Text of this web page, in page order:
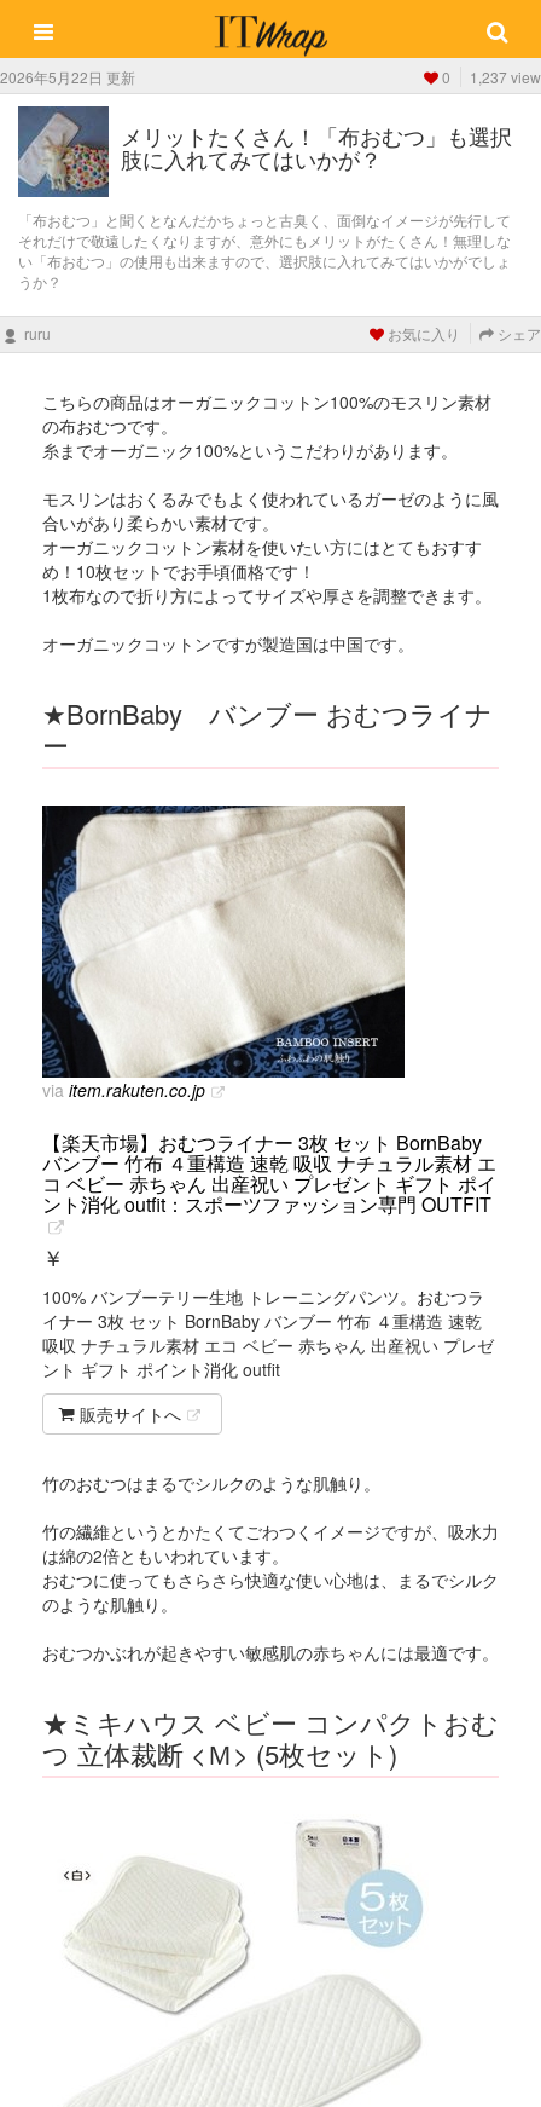
2026年5月22日 更新 0 1,237 view
メリットたくさん！「布おむつ」も選択
肢に入れてみてはいかが？
「布おむつ」と聞くとなんだかちょっと古臭く、面倒なイメージが先行して
それだけで敬遠したくなりますが、意外にもメリットがたくさん！無理しな
い「布おむつ」の使用も出来ますので、選択肢に入れてみてはいかがでしょ
うか？
ruru お気に入り シェア
こちらの商品はオーガニックコットン100%のモスリン素材
の布おむつです。
糸までオーガニック100%というこだわりがあります。
モスリンはおくるみでもよく使われているガーゼのように風
合いがあり柔らかい素材です。
オーガニックコットン素材を使いたい方にはとてもおすす
め！10枚セットでお手頃価格です！
1枚布なので折り方によってサイズや厚さを調整できます。
オーガニックコットンですが製造国は中国です。
★BornBaby バンブー おむつライナ
ー
via item.rakuten.co.jp
【楽天市場】おむつライナー 3枚 セット BornBaby
バンブー 竹布 ４重構造 速乾 吸収 ナチュラル素材 エ
コ ベビー 赤ちゃん 出産祝い プレゼント ギフト ポイ
ント消化 outfit：スポーツファッション専門 OUTFIT
￥
100% バンブーテリー生地 トレーニングパンツ。おむつラ
イナー 3枚 セット BornBaby バンブー 竹布 ４重構造 速乾
吸収 ナチュラル素材 エコ ベビー 赤ちゃん 出産祝い プレゼ
ント ギフト ポイント消化 outfit
販売サイトへ
竹のおむつはまるでシルクのような肌触り。
竹の繊維というとかたくてごわつくイメージですが、吸水力
は綿の2倍ともいわれています。
おむつに使ってもさらさら快適な使い心地は、まるでシルク
のような肌触り。
おむつかぶれが起きやすい敏感肌の赤ちゃんには最適です。
★ミキハウス ベビー コンパクトおむ
つ 立体裁断 <Ｍ> (5枚セット)